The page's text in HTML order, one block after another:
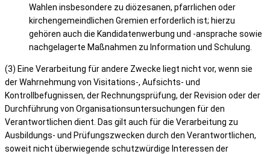
Wahlen insbesondere zu diözesanen, pfarrlichen oder
kirchengemeindlichen Gremien erforderlich ist; hierzu
gehören auch die Kandidatenwerbung und -ansprache sowie
nachgelagerte Maßnahmen zu Information und Schulung.
(3) Eine Verarbeitung für andere Zwecke liegt nicht vor, wenn sie
der Wahrnehmung von Visitations-, Aufsichts- und
Kontrollbefugnissen, der Rechnungsprüfung, der Revision oder der
Durchführung von Organisationsuntersuchungen für den
Verantwortlichen dient. Das gilt auch für die Verarbeitung zu
Ausbildungs- und Prüfungszwecken durch den Verantwortlichen,
soweit nicht überwiegende schutzwürdige Interessen der